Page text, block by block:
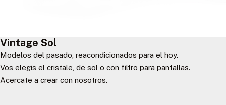
Vintage Sol
Modelos del pasado, reacondicionados para el hoy.
Vos elegis el cristale, de sol o con filtro para pantallas.
Acercate a crear con nosotros.